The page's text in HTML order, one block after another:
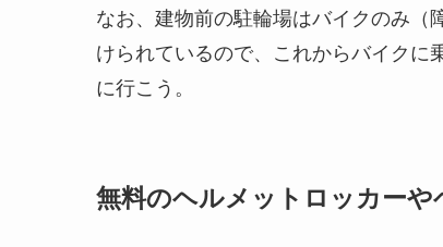
なお、建物前の駐輪場はバイクのみ
けられているので、これからバイク
に行こう。
無料のヘルメットロッカーや